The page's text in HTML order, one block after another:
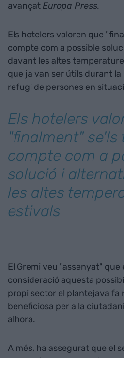
avançatEuropa Press.
Els hotelers valoren que
compte com a possible
davant les altes
que ja van ser útils durant la
refugi de persones en
Els hotelers
"finalment" se'ls
compte com a
solució i
les altes
estivals
El Gremi veu "assenyat" que
consideració aquesta
propi sector el plantejava fa
beneficiosa per a la
alhora.
A més, ha assegurat que el
tingut "forta implicació"